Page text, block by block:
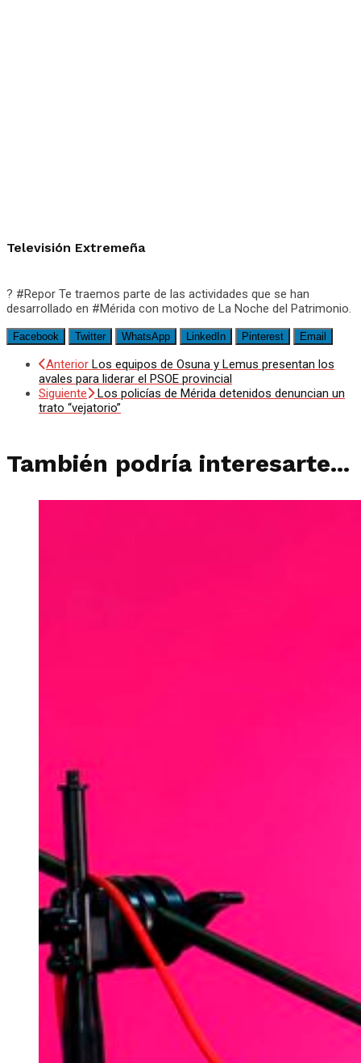
Televisión Extremeña
? #Repor Te traemos parte de las actividades que se han
desarrollado en #Mérida con motivo de La Noche del Patrimonio.
Facebook Twitter WhatsApp LinkedIn Pinterest Email
Anterior Los equipos de Osuna y Lemus presentan los
avales para liderar el PSOE provincial
Siguiente
Los policías de Mérida detenidos denuncian un
trato “vejatorio”
También podría interesarte...